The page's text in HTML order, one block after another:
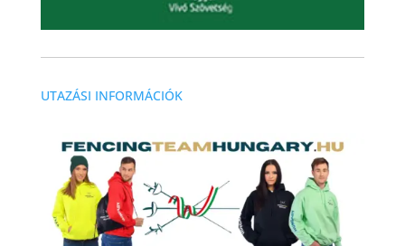
UTAZÁSI INFORMÁCIÓK